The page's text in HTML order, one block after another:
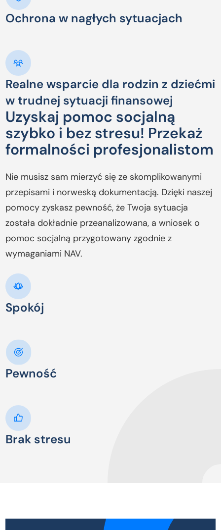
Ochrona w nagłych sytuacjach
Realne wsparcie dla rodzin z dziećmi
w trudnej sytuacji finansowej
Uzyskaj pomoc socjalną
szybko i bez stresu! Przekaż
formalności profesjonalistom
Nie musisz sam mierzyć się ze skomplikowanymi
przepisami i norweską dokumentacją. Dzięki naszej
pomocy zyskasz pewność, że Twoja sytuacja
została dokładnie przeanalizowana, a wniosek o
pomoc socjalną przygotowany zgodnie z
wymaganiami NAV.
Spokój
Pewność
Brak stresu